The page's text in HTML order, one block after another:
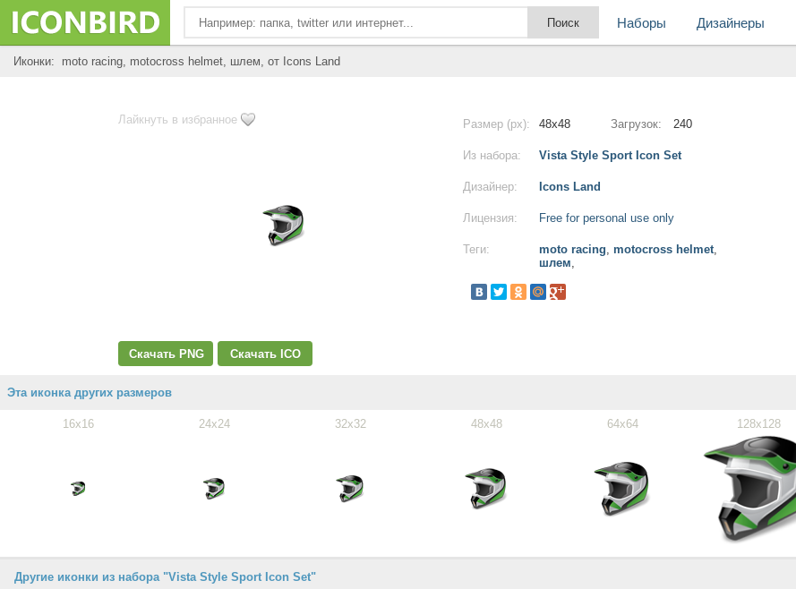
Наборы Дизайнеры
Иконки: moto racing, motocross helmet, шлем, от Icons Land
Лайкнуть в избранное
Скачать PNG Скачать ICO
Размер (px): 48x48 Загрузок: 240
Из набора: Vista Style Sport Icon Set
Дизайнер: Icons Land
Лицензия: Free for personal use only
Теги: moto racing, motocross helmet,
шлем,
Эта иконка других размеров
16x16 24x24 32x32 48x48 64x64 128x128
Другие иконки из набора "Vista Style Sport Icon Set"